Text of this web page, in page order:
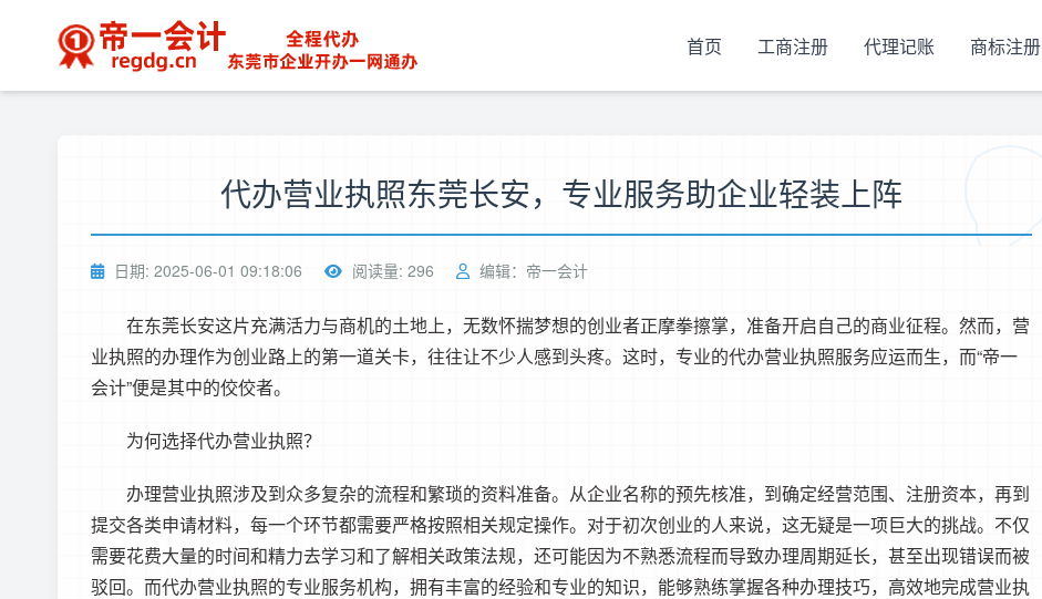
首页 工商注册 代理记账 商标注册
代办营业执照东莞长安，专业服务助企业轻装上阵
日期: 2025-06-01 09:18:06 阅读量: 296 编辑：帝一会计
在东莞长安这片充满活力与商机的土地上，无数怀揣梦想的创业者正摩拳擦掌，准备开启自己的商业征程。然而，营
业执照的办理作为创业路上的第一道关卡，往往让不少人感到头疼。这时，专业的代办营业执照服务应运而生，而“帝一
会计”便是其中的佼佼者。
为何选择代办营业执照？
办理营业执照涉及到众多复杂的流程和繁琐的资料准备。从企业名称的预先核准，到确定经营范围、注册资本，再到
提交各类申请材料，每一个环节都需要严格按照相关规定操作。对于初次创业的人来说，这无疑是一项巨大的挑战。不仅
需要花费大量的时间和精力去学习和了解相关政策法规，还可能因为不熟悉流程而导致办理周期延长，甚至出现错误而被
驳回。而代办营业执照的专业服务机构，拥有丰富的经验和专业的知识，能够熟练掌握各种办理技巧，高效地完成营业执